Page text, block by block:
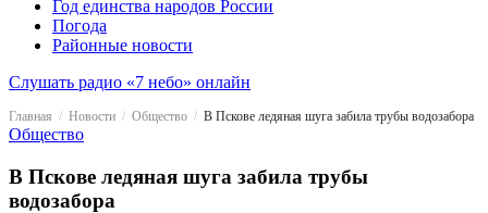
Год единства народов России
Погода
Районные новости
Слушать радио «7 небо» онлайн
Главная Новости Общество В Пскове ледяная шуга забила трубы водозабора
Общество
В Пскове ледяная шуга забила трубы
водозабора